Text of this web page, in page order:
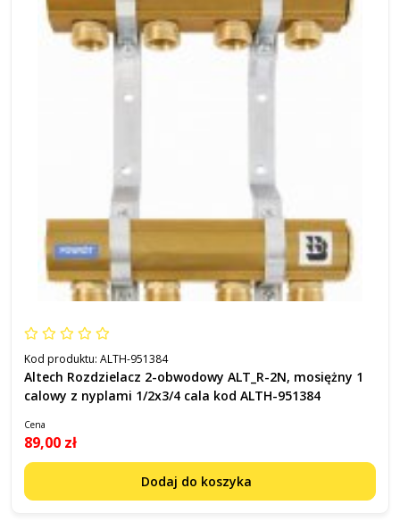
Kod produktu: ALTH-951384
Altech Rozdzielacz 2-obwodowy ALT_R-2N, mosiężny 1
calowy z nyplami 1/2x3/4 cala kod ALTH-951384
Cena
89,00 zł
Dodaj do koszyka